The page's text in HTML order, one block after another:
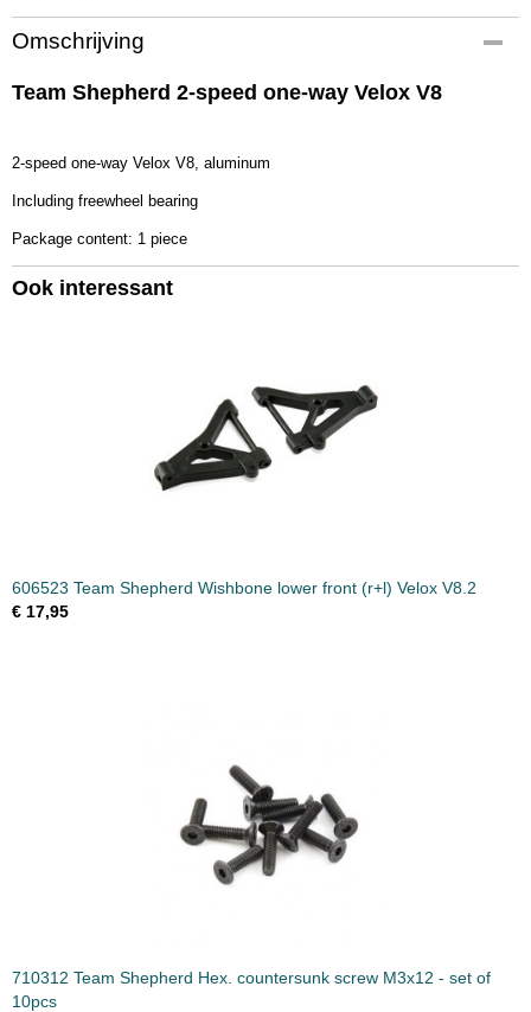
Productcode
604105
EAN code
604105
0,30 Kg
Omschrijving
Team Shepherd 2-speed one-way Velox V8
2-speed one-way Velox V8, aluminum
Including freewheel bearing
Package content: 1 piece
Ook interessant
606523 Team Shepherd Wishbone lower front (r+l) Velox V8.2
€ 17,95
710312 Team Shepherd Hex. countersunk screw M3x12 - set of
10pcs